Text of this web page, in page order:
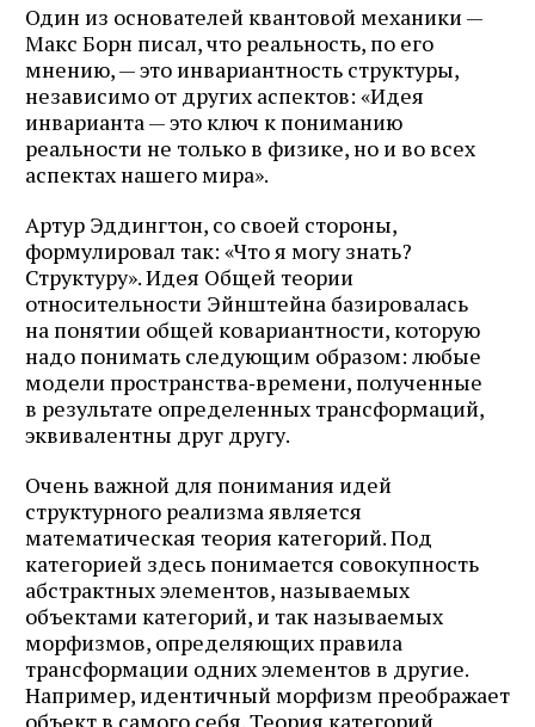
Один из основателей квантовой механики —
Макс Борн писал, что реальность, по его
мнению, — это инвариантность структуры,
независимо от других аспектов: «Идея
инварианта — это ключ к пониманию
реальности не только в физике, но и во всех
аспектах нашего мира».
Артур Эддингтон, со своей стороны,
формулировал так: «Что я могу знать?
Структуру». Идея Общей теории
относительности Эйнштейна базировалась
на понятии общей ковариантности, которую
надо понимать следующим образом: любые
модели пространства‑времени, полученные
в результате определенных трансформаций,
эквивалентны друг другу.
Очень важной для понимания идей
структурного реализма является
математическая теория категорий. Под
категорией здесь понимается совокупность
абстрактных элементов, называемых
объектами категорий, и так называемых
морфизмов, определяющих правила
трансформации одних элементов в другие.
Например, идентичный морфизм преображает
объект в самого себя. Теория категорий